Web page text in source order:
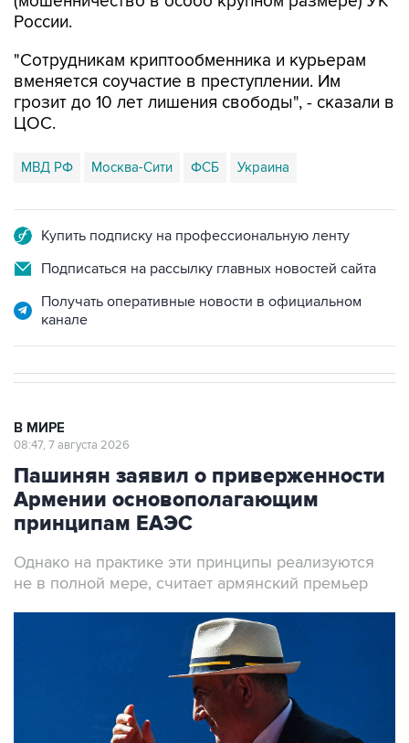
"Сотрудникам криптообменника и курьерам
грозит до 10 лет лишения свободы", - сказали в
ЦОС.
МВД РФ
Подписаться на рассылку главных новостей сайта
Получать оперативные новости в официальном
Пашинян заявил о приверженности
Армении основополагающим
принципам ЕАЭС
Однако на практике эти принципы реализуются